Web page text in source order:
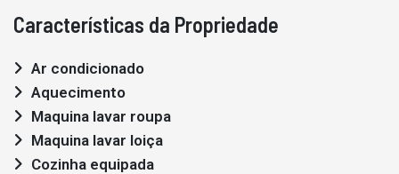
Características da Propriedade
Ar condicionado
Aquecimento
Maquina lavar roupa
Maquina lavar loiça
Cozinha equipada